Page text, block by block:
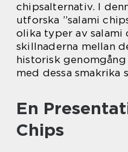
chipsalternativ. I
utforska ”salami
olika typer av salami
skillnaderna mellan
historisk
med dessa smakrika
En
Chips